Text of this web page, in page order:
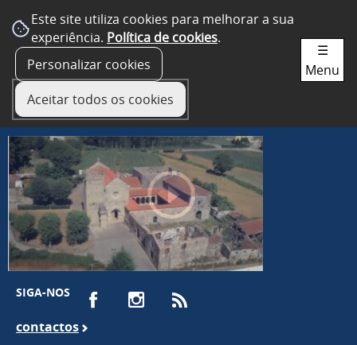
Este site utiliza cookies para melhorar a sua
experiência. Política de cookies.
Personalizar cookies
Aceitar todos os cookies
SIGA-NOS
contactos
☰
Menu